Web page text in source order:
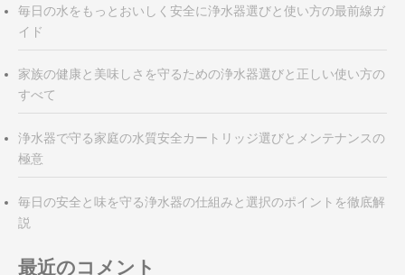
毎日の水をもっとおいしく安全に浄水器選びと使い方の最前線ガ
イド
家族の健康と美味しさを守るための浄水器選びと正しい使い方の
すべて
浄水器で守る家庭の水質安全カートリッジ選びとメンテナンスの
極意
毎日の安全と味を守る浄水器の仕組みと選択のポイントを徹底解
説
最近のコメント